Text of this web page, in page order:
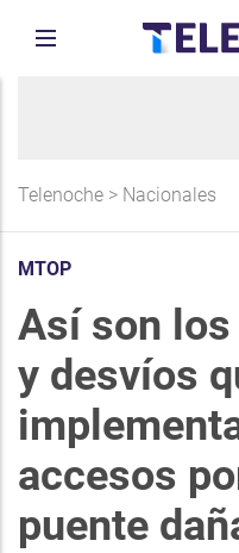
Telenoche > Nacionales
MTOP
Así son
y desvíos
accesos
puente